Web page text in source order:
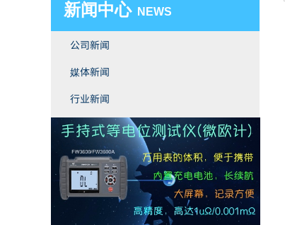
新闻中心​ NEWS
公司新闻
媒体新闻
行业新闻
双击此处添加文字